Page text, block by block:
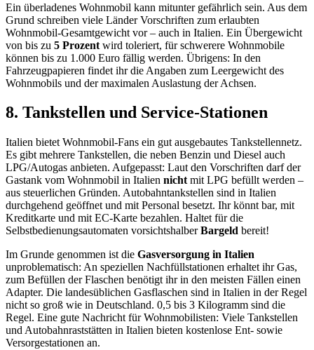
Ein überladenes Wohnmobil kann mitunter gefährlich sein. Aus dem
Grund schreiben viele Länder Vorschriften zum erlaubten
Wohnmobil-Gesamtgewicht vor – auch in Italien. Ein Übergewicht
von bis zu 5 Prozent wird toleriert, für schwerere Wohnmobile
können bis zu 1.000 Euro fällig werden. Übrigens: In den
Fahrzeugpapieren findet ihr die Angaben zum Leergewicht des
Wohnmobils und der maximalen Auslastung der Achsen.
8. Tankstellen und Service-Stationen
Italien bietet Wohnmobil-Fans ein gut ausgebautes Tankstellennetz.
Es gibt mehrere Tankstellen, die neben Benzin und Diesel auch
LPG/Autogas anbieten. Aufgepasst: Laut den Vorschriften darf der
Gastank vom Wohnmobil in Italien nicht mit LPG befüllt werden –
aus steuerlichen Gründen. Autobahntankstellen sind in Italien
durchgehend geöffnet und mit Personal besetzt. Ihr könnt bar, mit
Kreditkarte und mit EC-Karte bezahlen. Haltet für die
Selbstbedienungsautomaten vorsichtshalberBargeld bereit!
Im Grunde genommen ist die Gasversorgung in Italien
unproblematisch: An speziellen Nachfüllstationen erhaltet ihr Gas,
zum Befüllen der Flaschen benötigt ihr in den meisten Fällen einen
Adapter. Die landesüblichen Gasflaschen sind in Italien in der Regel
nicht so groß wie in Deutschland. 0,5 bis 3 Kilogramm sind die
Regel. Eine gute Nachricht für Wohnmobilisten: Viele Tankstellen
und Autobahnraststätten in Italien bieten kostenlose Ent- sowie
Versorgestationen an.